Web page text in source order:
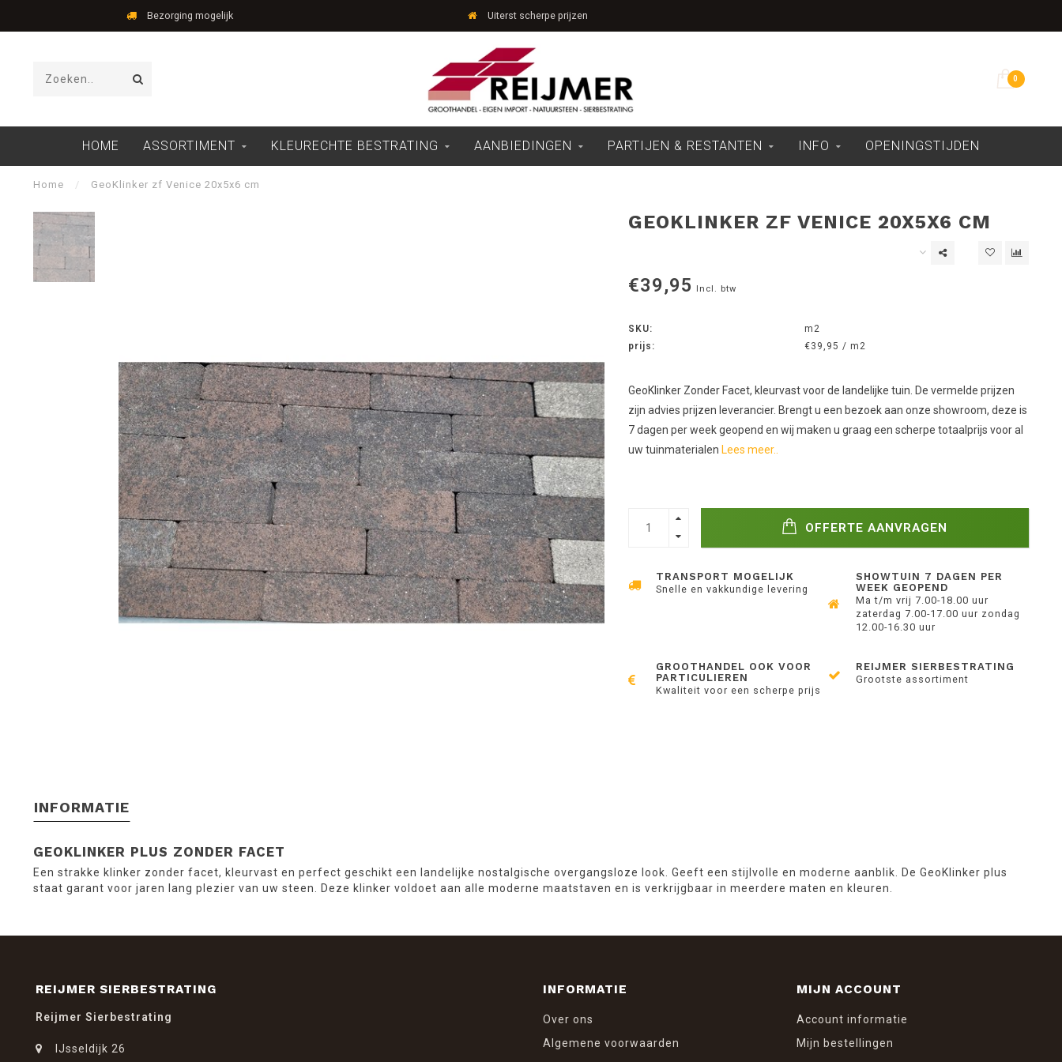
Bezorging mogelijk Uiterst scherpe prijzen
0
HOME ASSORTIMENT KLEURECHTE BESTRATING AANBIEDINGEN PARTIJEN & RESTANTEN INFO OPENINGSTIJDEN
Home / GeoKlinker zf Venice 20x5x6 cm
GEOKLINKER ZF VENICE 20X5X6 CM
€39,95 Incl. btw
SKU:
m2
prijs:
€39,95 / m2
GeoKlinker Zonder Facet, kleurvast voor de landelijke tuin. De vermelde prijzen
zijn advies prijzen leverancier. Brengt u een bezoek aan onze showroom, deze is
7 dagen per week geopend en wij maken u graag een scherpe totaalprijs voor al
uw tuinmaterialen Lees meer..
OFFERTE AANVRAGEN
TRANSPORT MOGELIJK
Snelle en vakkundige levering
SHOWTUIN 7 DAGEN PER
WEEK GEOPEND
Ma t/m vrij 7.00-18.00 uur
zaterdag 7.00-17.00 uur zondag
12.00-16.30 uur
GROOTHANDEL OOK VOOR
PARTICULIEREN
Kwaliteit voor een scherpe prijs
REIJMER SIERBESTRATING
Grootste assortiment
INFORMATIE
GEOKLINKER PLUS ZONDER FACET
Een strakke klinker zonder facet, kleurvast en perfect geschikt een landelijke nostalgische overgangsloze look. Geeft een stijlvolle en moderne aanblik. De GeoKlinker plus
staat garant voor jaren lang plezier van uw steen. Deze klinker voldoet aan alle moderne maatstaven en is verkrijgbaar in meerdere maten en kleuren.
REIJMER SIERBESTRATING
Reijmer Sierbestrating
IJsseldijk 26
INFORMATIE
Over ons
Algemene voorwaarden
MIJN ACCOUNT
Account informatie
Mijn bestellingen